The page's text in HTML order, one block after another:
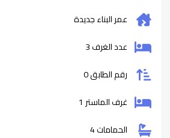
عمر البناءجديدة
عدد الغرف 3
رقم الطابق 0
غرف الماستر 1
الحمامات 4